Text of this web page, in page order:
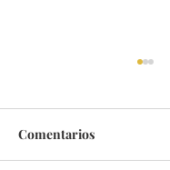
Comentarios